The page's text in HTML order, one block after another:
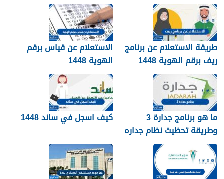
1448
طريقة الاستعلام عن برنامج
ريف برقم الهوية 1448
الاستعلام عن قياس برقم
الهوية 1448
services.qiyas.sa
ما هو برنامج جدارة 3
وطريقة تحظيث نظام جداره
1448
كيف اسجل في ساند 1448